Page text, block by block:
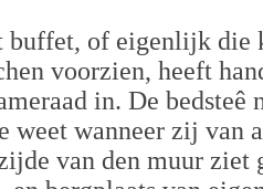
buffet, of eigenlijk die
voorzien, heeft
in. De bedsteê
weet wanneer zij van
van den muur ziet